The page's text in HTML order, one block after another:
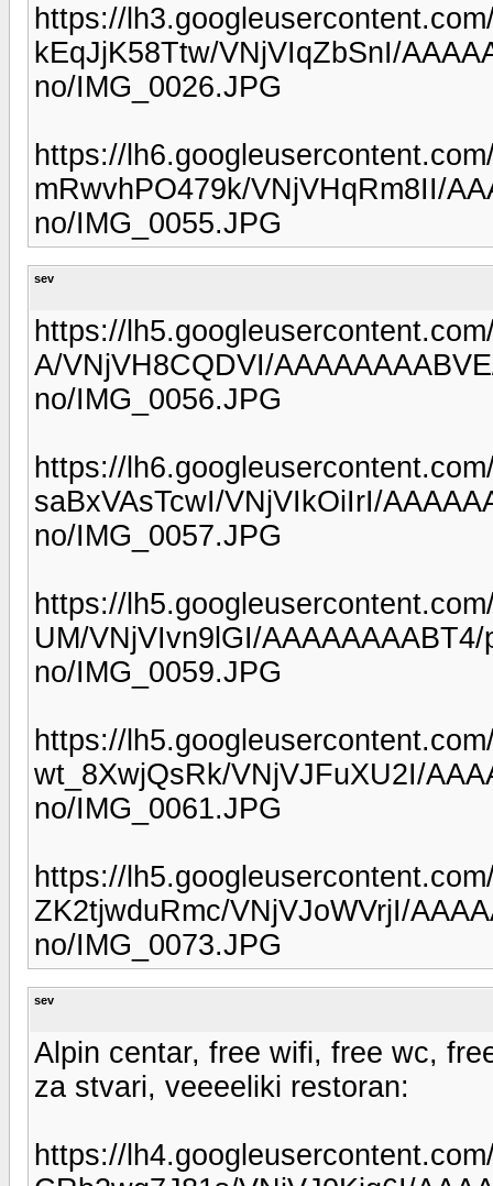
https://
kEqJjK58Ttw/VNjVIqZbSnI/
no/IMG_0026.JPG
https://
mRwvhPO479k/VNjVHqRm8II/
no/IMG_0055.JPG
sev
https://
A/VNjVH8CQDVI/
no/IMG_0056.JPG
https://
saBxVAsTcwI/VNjVIkOiIrI/
no/IMG_0057.JPG
https://
UM/VNjVIvn9lGI/
no/IMG_0059.JPG
https://
wt_8XwjQsRk/VNjVJFuXU2I/
no/IMG_0061.JPG
https://
ZK2tjwduRmc/VNjVJoWVrjI/
no/IMG_0073.JPG
sev
Alpin centar, free wifi, free wc,
za stvari, veeeeliki restoran:
https://